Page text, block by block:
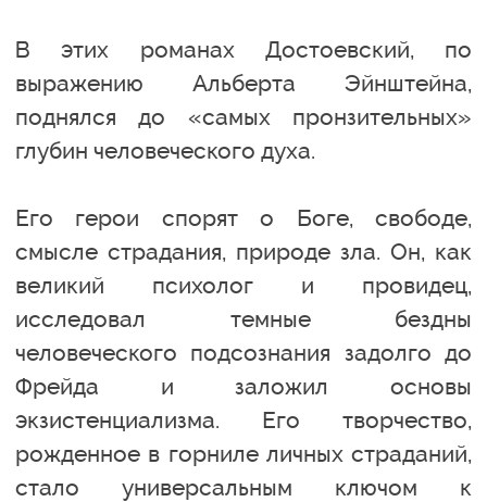
В этих романах Достоевский, по
выражению Альберта Эйнштейна,
поднялся до «самых пронзительных»
глубин человеческого духа.
Его герои спорят о Боге, свободе,
смысле страдания, природе зла. Он, как
великий психолог и провидец,
исследовал темные бездны
человеческого подсознания задолго до
Фрейда и заложил основы
экзистенциализма. Его творчество,
рожденное в горниле личных страданий,
стало универсальным ключом к